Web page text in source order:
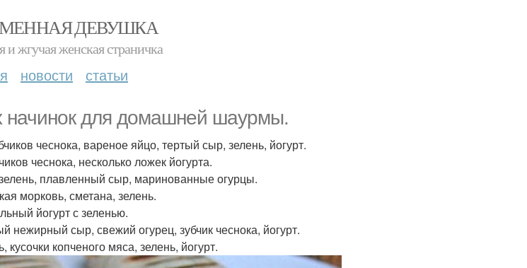
ДЕВУШКА
и жгучая женская страничка
новости статьи
начинoк для дoмaшнeй шаурмы.
чеснока, вареное яйцо, тертый сыр, зелень, йогурт.
чеснока, несколько ложек йогурта.
плавленный сыр, маринованные огурцы.
морковь, сметана, зелень.
йогурт с зеленью.
нежирный сыр, свежий огурец, зубчик чеснока, йогурт.
кусочки копченого мяса, зелень, йогурт.